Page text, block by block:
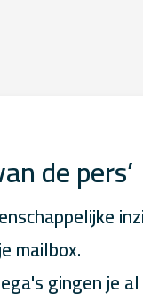
de pers’
mailbox.
gingen je